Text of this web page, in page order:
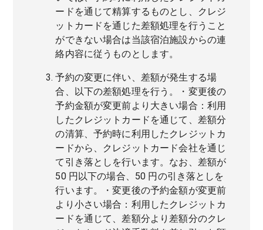
ードを通じて精算するものとし、クレジ
ットカードを通じた差額処理を行うこと
ができない場合は当該宿泊施設からの連
絡内容に従うものとします。
予約の変更に伴い、差額が発生する場
合、以下の差額処理を行う。・変更後の
予約金額が変更前より大きい場合：利用
したクレジットカードを通じて、差額分
の清算、予約時に利用したクレジットカ
ードから、クレジットカード会社を通じ
て引き落としを行います。なお、差額が
50 円以下の場合、50 円の引き落としを
行います。・変更後の予約金額が変更前
より小さい場合：利用したクレジットカ
ードを通じて、差額分より差額分のクレ